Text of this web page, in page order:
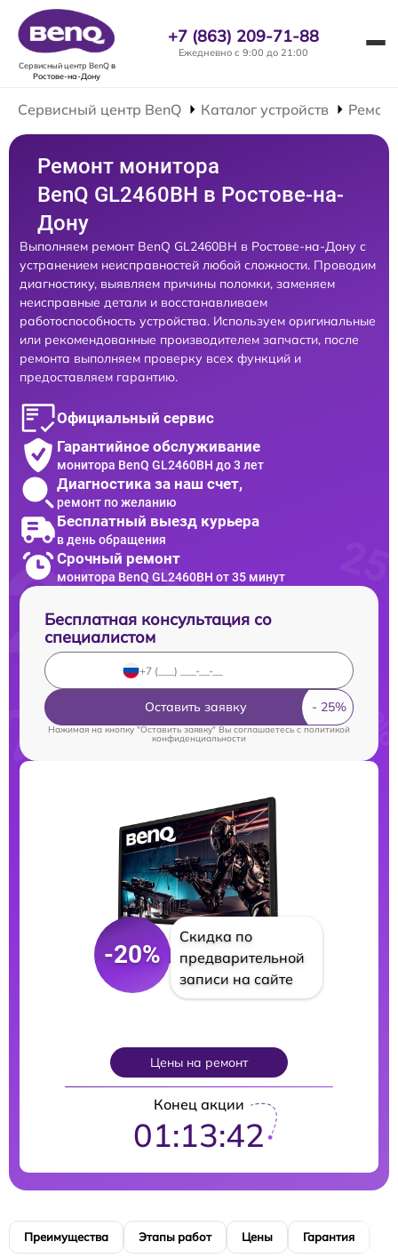
Сервисный центр BenQв
Ростове-на-Дону
+7 (863) 209-71-88
Ежедневно с 9:00 до 21:00
Сервисный центр BenQ Каталог устройств
Ремонт монитора
BenQ GL2460BH в Ростове-на-
Дону
Выполняем ремонт BenQ GL2460BH в Ростове-на-Дону с
устранением неисправностей любой сложности. Проводим
диагностику, выявляем причины поломки, заменяем
неисправные детали и восстанавливаем
работоспособность устройства. Используем оригинальные
или рекомендованные производителем запчасти, после
ремонта выполняем проверку всех функций и
предоставляем гарантию.
Официальный сервис
Гарантийное обслуживание
монитора BenQ GL2460BH до 3 лет
Диагностика за наш счет,
ремонт по желанию
Бесплатный выезд курьера
в день обращения
Срочный ремонт
монитора BenQ GL2460BH от 35 минут
Бесплатная консультация со
специалистом
Оставить заявку
Нажимая на кнопку "Оставить заявку" Вы соглашаетесь cполитикой
конфиденциальности
-20%
Скидка по
предварительной
записи на сайте
Цены на ремонт
Конец акции
01:13:41
Преимущества Этапы работ Цены Гарантия